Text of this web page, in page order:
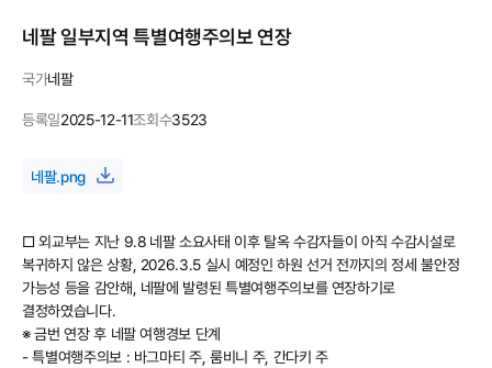
네팔 일부지역 특별여행주의보 연장
국가네팔
등록일2025-12-11조회수3523
네팔.png
□ 외교부는 지난 9.8 네팔 소요사태 이후 탈옥 수감자들이 아직 수감시설로
복귀하지 않은 상황, 2026.3.5 실시 예정인 하원 선거 전까지의 정세 불안정
가능성 등을 감안해, 네팔에 발령된 특별여행주의보를 연장하기로
결정하였습니다.
※ 금번 연장 후 네팔 여행경보 단계
- 특별여행주의보 : 바그마티 주, 룸비니 주, 간다키 주